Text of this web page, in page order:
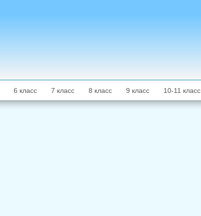
6 класс 7 класс 8 класс 9 класс 10-11 класс